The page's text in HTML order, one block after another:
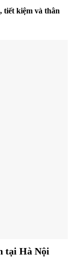
tiết kiệm và thân
tại Hà Nội